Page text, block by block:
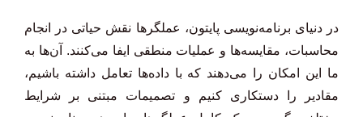
در دنیای برنامه‌نویسی پایتون، عملگرها نقش حیاتی در انجام
محاسبات، مقایسه‌ها و عملیات منطقی ایفا می‌کنند. آن‌ها به
ما این امکان را می‌دهند که با داده‌ها تعامل داشته باشیم،
مقادیر را دستکاری کنیم و تصمیمات مبتنی بر شرایط